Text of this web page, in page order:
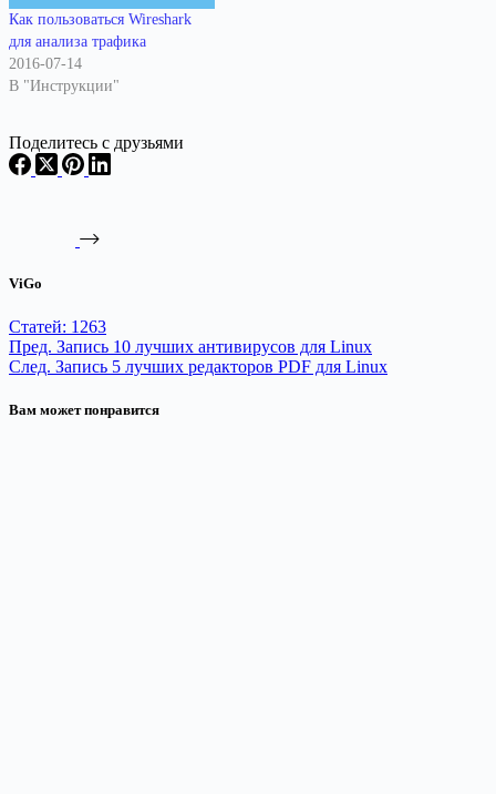
Как пользоваться Wireshark
для анализа трафика
2016-07-14
В "Инструкции"
Поделитесь с друзьями
ViGo
Статей: 1263
Пред. Запись 10 лучших антивирусов для Linux
След. Запись 5 лучших редакторов PDF для Linux
Вам может понравится